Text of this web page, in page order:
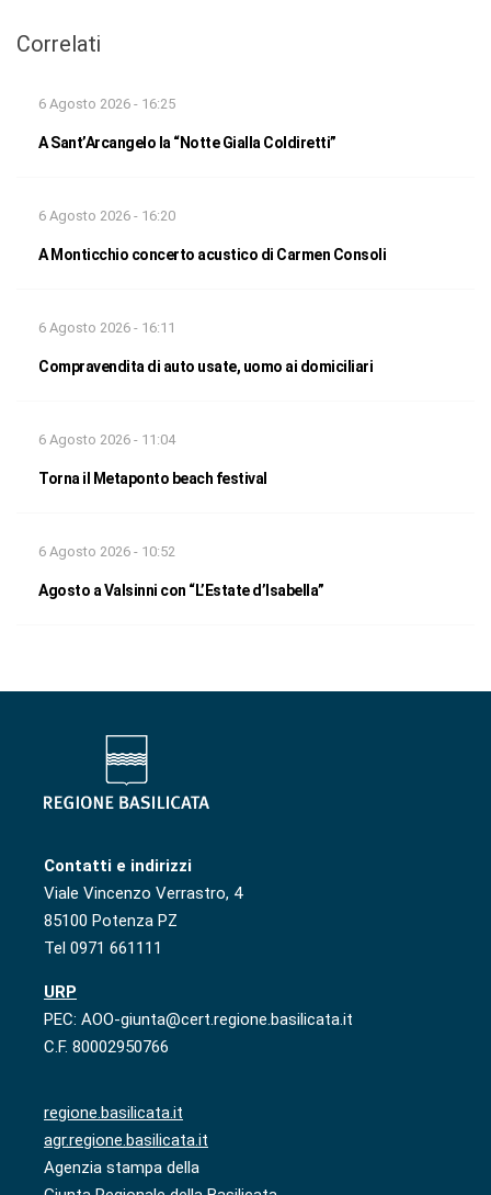
Correlati
6 Agosto 2026 - 16:25
A Sant’Arcangelo la “Notte Gialla Coldiretti”
6 Agosto 2026 - 16:20
A Monticchio concerto acustico di Carmen Consoli
6 Agosto 2026 - 16:11
Compravendita di auto usate, uomo ai domiciliari
6 Agosto 2026 - 11:04
Torna il Metaponto beach festival
6 Agosto 2026 - 10:52
Agosto a Valsinni con “L’Estate d’Isabella”
Contatti e indirizzi
Viale Vincenzo Verrastro, 4
85100 Potenza PZ
Tel 0971 661111
URP
PEC: AOO-giunta@cert.regione.basilicata.it
C.F. 80002950766
regione.basilicata.it
agr.regione.basilicata.it
Agenzia stampa della